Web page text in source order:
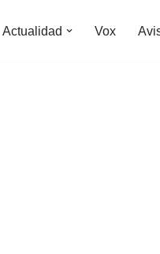
Actualidad Vox